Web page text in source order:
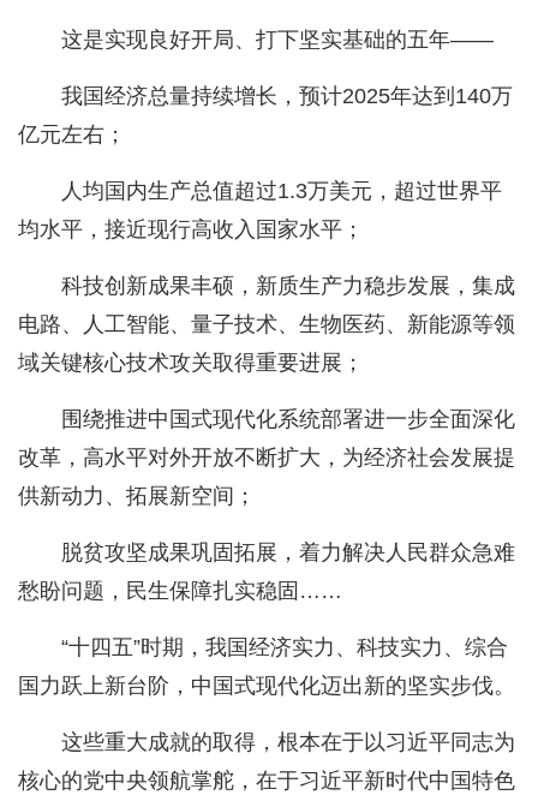
这是实现良好开局、打下坚实基础的五年——
我国经济总量持续增长，预计2025年达到140万
亿元左右；
人均国内生产总值超过1.3万美元，超过世界平
均水平，接近现行高收入国家水平；
科技创新成果丰硕，新质生产力稳步发展，集成
电路、人工智能、量子技术、生物医药、新能源等领
域关键核心技术攻关取得重要进展；
围绕推进中国式现代化系统部署进一步全面深化
改革，高水平对外开放不断扩大，为经济社会发展提
供新动力、拓展新空间；
脱贫攻坚成果巩固拓展，着力解决人民群众急难
愁盼问题，民生保障扎实稳固……
“十四五”时期，我国经济实力、科技实力、综合
国力跃上新台阶，中国式现代化迈出新的坚实步伐。
这些重大成就的取得，根本在于以习近平同志为
核心的党中央领航掌舵，在于习近平新时代中国特色